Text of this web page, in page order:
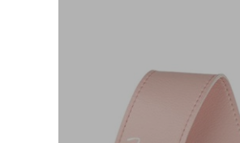
DJ機器